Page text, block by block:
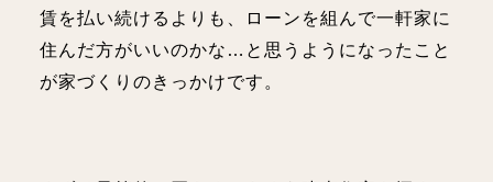
賃を払い続けるよりも、ローンを組んで一軒家に
住んだ方がいいのかな…と思うようになったこと
が家づくりのきっかけです。